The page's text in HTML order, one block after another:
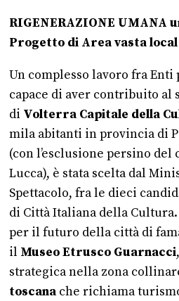
RIGENERAZIONE UMANA
Progetto di Area vasta local
Un complesso lavoro fra
capace di aver contribuito al
di Volterra Capitale della
mila abitanti in provincia di
(con l’esclusione persino del
Lucca), è stata scelta dal
Spettacolo, fra le dieci
di Città Italiana della
per il futuro della città di
il Museo Etrusco Guarnacci
strategica nella zona
toscana che richiama